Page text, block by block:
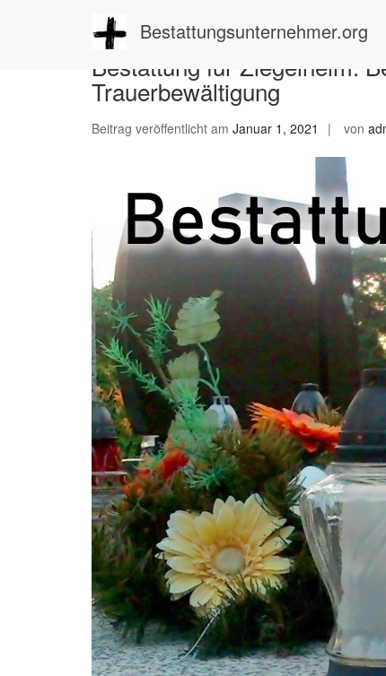
Bestattungsunternehmer.org
Bestattung für Ziegelheim:
Trauerbewältigung
Beitrag veröffentlicht am Januar 1, 2021 von